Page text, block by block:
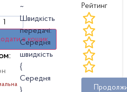
в кошик
~
Швидкість
передачі:
Середня
швидкість
{
Середня
Рейтинг